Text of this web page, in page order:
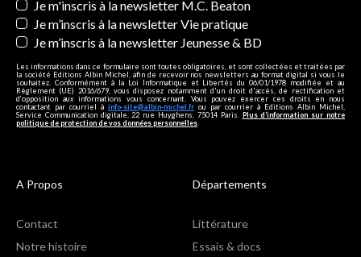
Je m'inscris à la newsletter M.C. Beaton
Je m’inscris à la newsletter Vie pratique
Je m’inscris à la newsletter Jeunesse & BD
Les informations dans ce formulaire sont toutes obligatoires, et sont collectées et traitées par
la société Editions Albin Michel, afin de recevoir nos newsletters au format digital si vous le
souhaitez. Conformément à la Loi Informatique et Libertés du 06/01/1978 modifiée et au
Règlement (UE) 2016/679, vous disposez notamment d'un droit d'accès, de rectification et
d’opposition aux informations vous concernant. Vous pouvez exercer ces droits en nous
contactant par courriel à info-site@albin-michel.fr ou par courrier à Editions Albin Michel,
Service Communication digitale, 22 rue Huyghens, 75014 Paris. Plus d’information sur notre
politique de protection de vos données personnelles
A Propos
Contact
Notre histoire
Départements
Littérature
Essais & docs